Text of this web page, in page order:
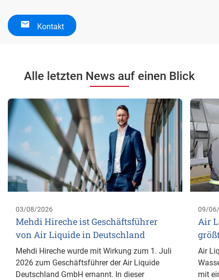
Kontakt
Alle letzten News auf einen Blick
03/08/2026
Mehdi Hireche ist Geschäftsführer
von Air Liquide in Deutschland
Mehdi Hireche wurde mit Wirkung zum 1. Juli
2026 zum Geschäftsführer der Air Liquide
Deutschland GmbH ernannt. In dieser
09/
Air
Air
mit